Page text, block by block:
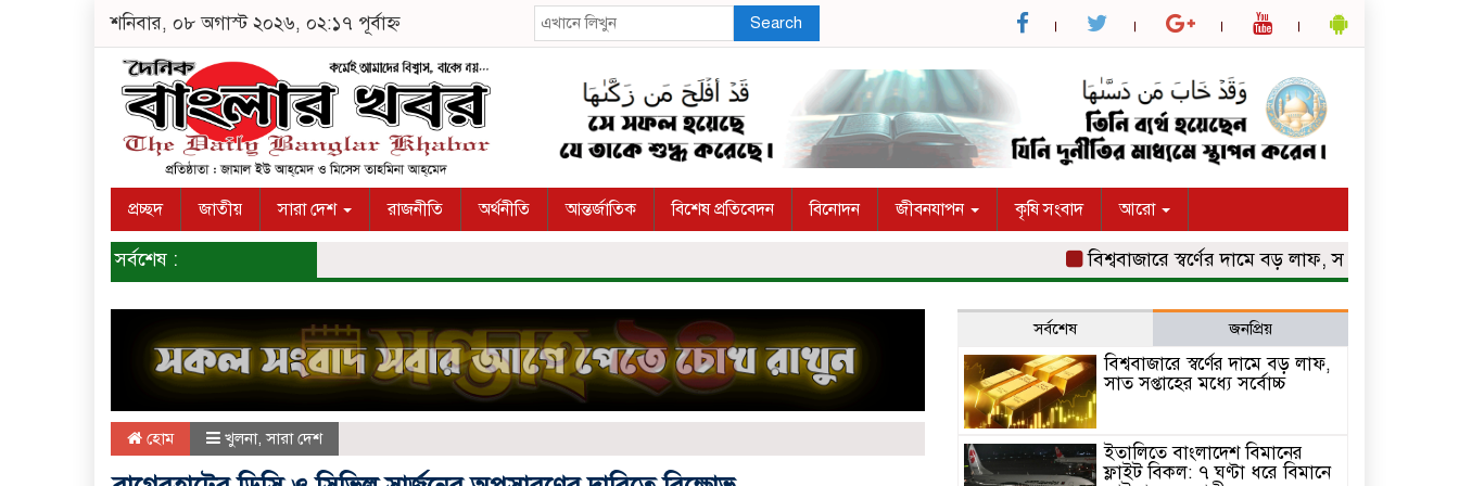
শনিবার, ০৮ অগাস্ট ২০২৬, ০২:১৭ পূর্বাহ্ন Search
প্রচ্ছদ জাতীয় সারা দেশ রাজনীতি অর্থনীতি আন্তর্জাতিক বিশেষ প্রতিবেদন বিনোদন জীবনযাপন কৃষি সংবাদ আরো
সর্বশেষ : বিশ্ববাজারে স্বর্ণের দামে বড় লাফ, সাত সপ্তাহের মধ্যে
হোম খুলনা,সারা দেশ
সর্বশেষ জনপ্রিয়
বিশ্ববাজারে স্বর্ণের দামে বড় লাফ,
সাত সপ্তাহের মধ্যে সর্বোচ্চ
ইতালিতে বাংলাদেশ বিমানের
ফ্লাইট বিকল: ৭ ঘণ্টা ধরে বিমানে